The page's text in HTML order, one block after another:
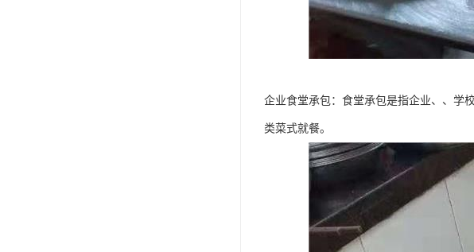
企业食堂承包：食堂承包是指企业、、学
类菜式就餐。